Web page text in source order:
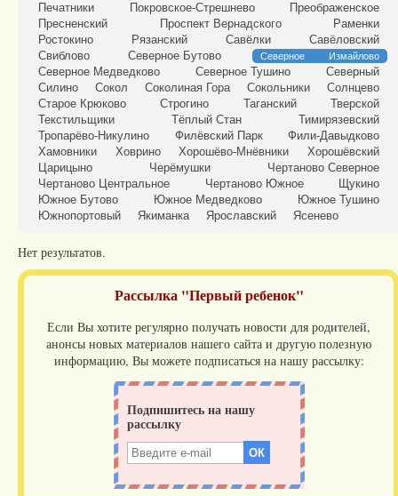
Печатники
Покровское-Стрешнево
Преображенское
Пресненский
Проспект Вернадского
Раменки
Ростокино
Рязанский Савёлки
Савёловский
Свиблово
Северное Бутово Северное Измайлово
Северное Медведково Северное Тушино
Северный
Силино
Сокол Соколиная Гора Сокольники
Солнцево
Старое Крюково
Строгино Таганский
Тверской
Текстильщики
Тёплый Стан
Тимирязевский
Тропарёво-Никулино
Филёвский Парк
Фили-Давыдково
Хамовники
Ховрино Хорошёво-Мнёвники
Хорошёвский
Царицыно
Черёмушки
Чертаново Северное
Чертаново Центральное
Чертаново Южное
Щукино
Южное Бутово
Южное Медведково
Южное Тушино
Южнопортовый
Якиманка Ярославский Ясенево
Нет результатов.
Рассылка "Первый ребенок"
Если Вы хотите регулярно получать новости для родителей,
анонсы новых материалов нашего сайта и другую полезную
информацию, Вы можете подписаться на нашу рассылку: